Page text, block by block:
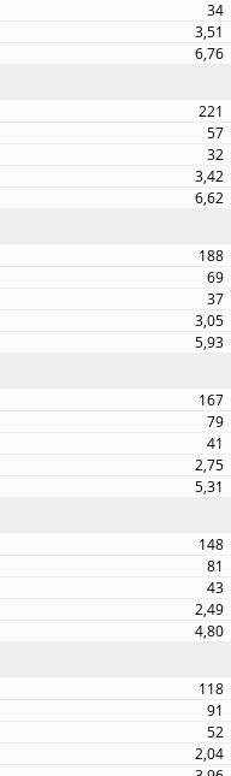
34
3,51
6,76
221
57
32
3,42
6,62
188
69
37
3,05
5,93
167
79
41
2,75
5,31
148
81
43
2,49
4,80
118
91
52
2,04